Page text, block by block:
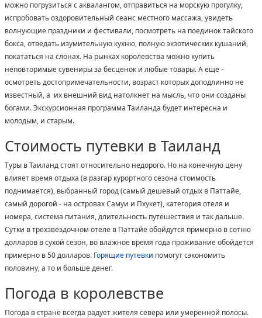
можно погрузиться с аквалангом, отправиться на морскую прогулку,
испробовать оздоровительный сеанс местного массажа, увидеть
волнующие праздники и фестивали, посмотреть на поединок тайского
бокса, отведать изумительную кухню, полную экзотических кушаний,
покататься на слонах. На рынках королевства можно купить
неповторимые сувениры за бесценок и любые товары. А еще –
осмотреть достопримечательности, возраст которых доподлинно не
известный, а их внешний вид натолкнет на мысль, что они созданы
богами. Экскурсионная программа Таиланда будет интересна и
молодым, и старым.
Стоимость путевки в Таиланд
Туры в Таиланд стоят относительно недорого. Но на конечную цену
влияет время отдыха (в разгар курортного сезона стоимость
поднимается), выбранный город (самый дешевый отдых в Паттайе,
самый дорогой - на островах Самуи и Пхукет), категория отеля и
номера, система питания, длительность путешествия и так дальше.
Сутки в трехзвездочном отеле в Паттайе обойдутся примерно в сотню
долларов в сухой сезон, во влажное время года проживание обойдется
примерно в 50 долларов. Горящие путевки помогут сэкономить
половину, а то и больше денег.
Погода в королевстве
Погода в стране всегда радует жителя севера или умеренной полосы.